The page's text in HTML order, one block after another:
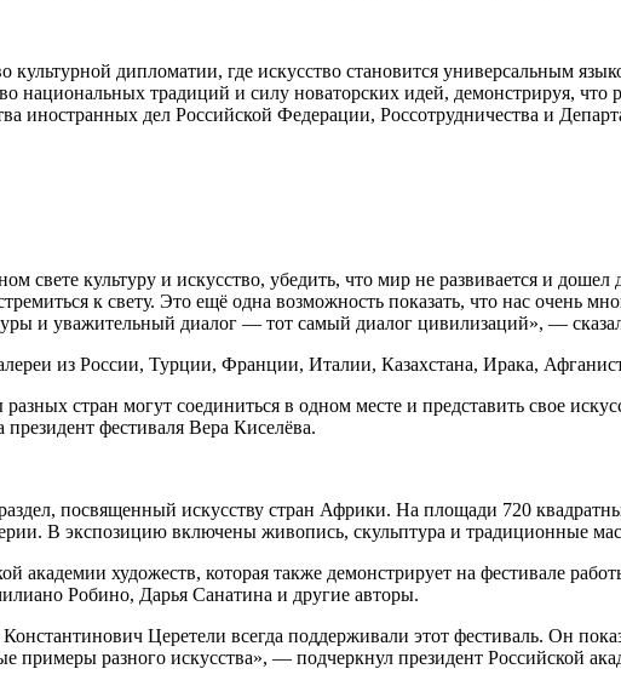
культурной дипломатии, где искусство становится универсальным
национальных традиций и силу новаторских идей, демонстрируя, что
иностранных дел Российской Федерации, Россотрудничества и
свете культуру и искусство, убедить, что мир не развивается и дошел
к свету. Это ещё одна возможность показать, что нас очень
и уважительный диалог — тот самый диалог цивилизаций», —
из России, Турции, Франции, Италии, Казахстана, Ирака,
стран могут соединиться в одном месте и представить свое
фестиваля Вера Киселёва.
посвященный искусству стран Африки. На площади 720
В экспозицию включены живопись, скульптура и традиционные
академии художеств, которая также демонстрирует на фестивале
Робино, Дарья Санатина и другие авторы.
Церетели всегда поддерживали этот фестиваль. Он
примеры разного искусства», — подчеркнул президент Российской